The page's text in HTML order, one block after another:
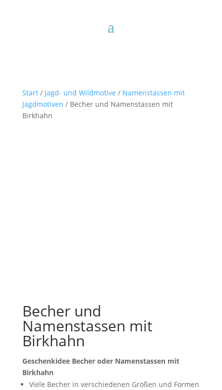
Start/ Jagd- und Wildmotive / Namenstassen mit
Jagdmotiven / Becher und Namenstassen mit
Birkhahn
Becher und
Namenstassen mit
Birkhahn
Geschenkidee Becher oder Namenstassen mit
Birkhahn
Viele Becher in verschiedenen Größen und Formen